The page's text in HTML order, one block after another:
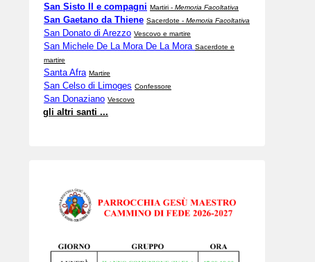
San Sisto II e compagni Martiri - Memoria Facoltativa
San Gaetano da Thiene Sacerdote - Memoria Facoltativa
San Donato di Arezzo Vescovo e martire
San Michele De La Mora De La Mora Sacerdote e
martire
Santa Afra Martire
San Celso di Limoges Confessore
San Donaziano Vescovo
gli altri santi ...